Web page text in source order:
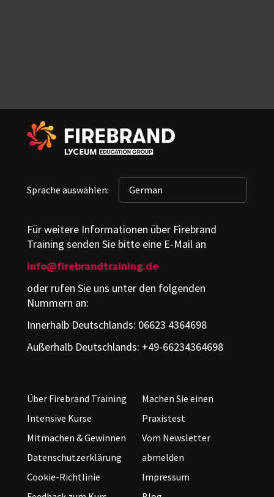
Sprache auswählen:
Für weitere Informationen über Firebrand
Training senden Sie bitte eine E-Mail an
info@firebrandtraining.de
oder rufen Sie uns unter den folgenden
Nummern an:
Innerhalb Deutschlands: 06623 4364698
Außerhalb Deutschlands: +49-66234364698
Über Firebrand Training
Intensive Kurse
Mitmachen & Gewinnen
Datenschutzerklärung
Cookie-Richtlinie
Machen Sie einen
Praxistest
Vom Newsletter
abmelden
Impressum